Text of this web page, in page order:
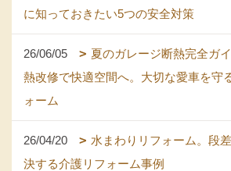
に知っておきたい5つの安全対策
26/06/05
夏のガレージ断熱完全ガ
熱改修で快適空間へ。大切な愛車を守
ォーム
26/04/20
水まわりリフォーム。段
決する介護リフォーム事例